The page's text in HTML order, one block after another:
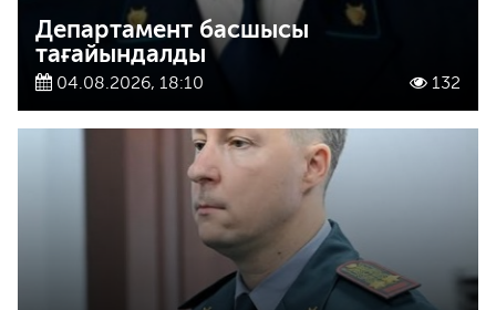
Департамент басшысы
тағайындалды
04.08.2026, 18:10 132